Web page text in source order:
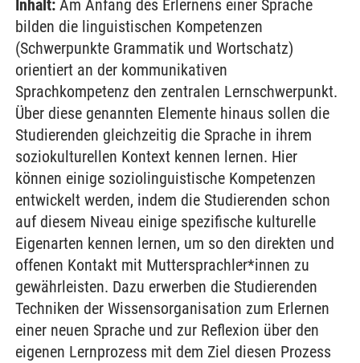
Inhalt: Am Anfang des Erlernens einer Sprache
bilden die linguistischen Kompetenzen
(Schwerpunkte Grammatik und Wortschatz)
orientiert an der kommunikativen
Sprachkompetenz den zentralen Lernschwerpunkt.
Über diese genannten Elemente hinaus sollen die
Studierenden gleichzeitig die Sprache in ihrem
soziokulturellen Kontext kennen lernen. Hier
können einige soziolinguistische Kompetenzen
entwickelt werden, indem die Studierenden schon
auf diesem Niveau einige spezifische kulturelle
Eigenarten kennen lernen, um so den direkten und
offenen Kontakt mit Muttersprachler*innen zu
gewährleisten. Dazu erwerben die Studierenden
Techniken der Wissensorganisation zum Erlernen
einer neuen Sprache und zur Reflexion über den
eigenen Lernprozess mit dem Ziel diesen Prozess